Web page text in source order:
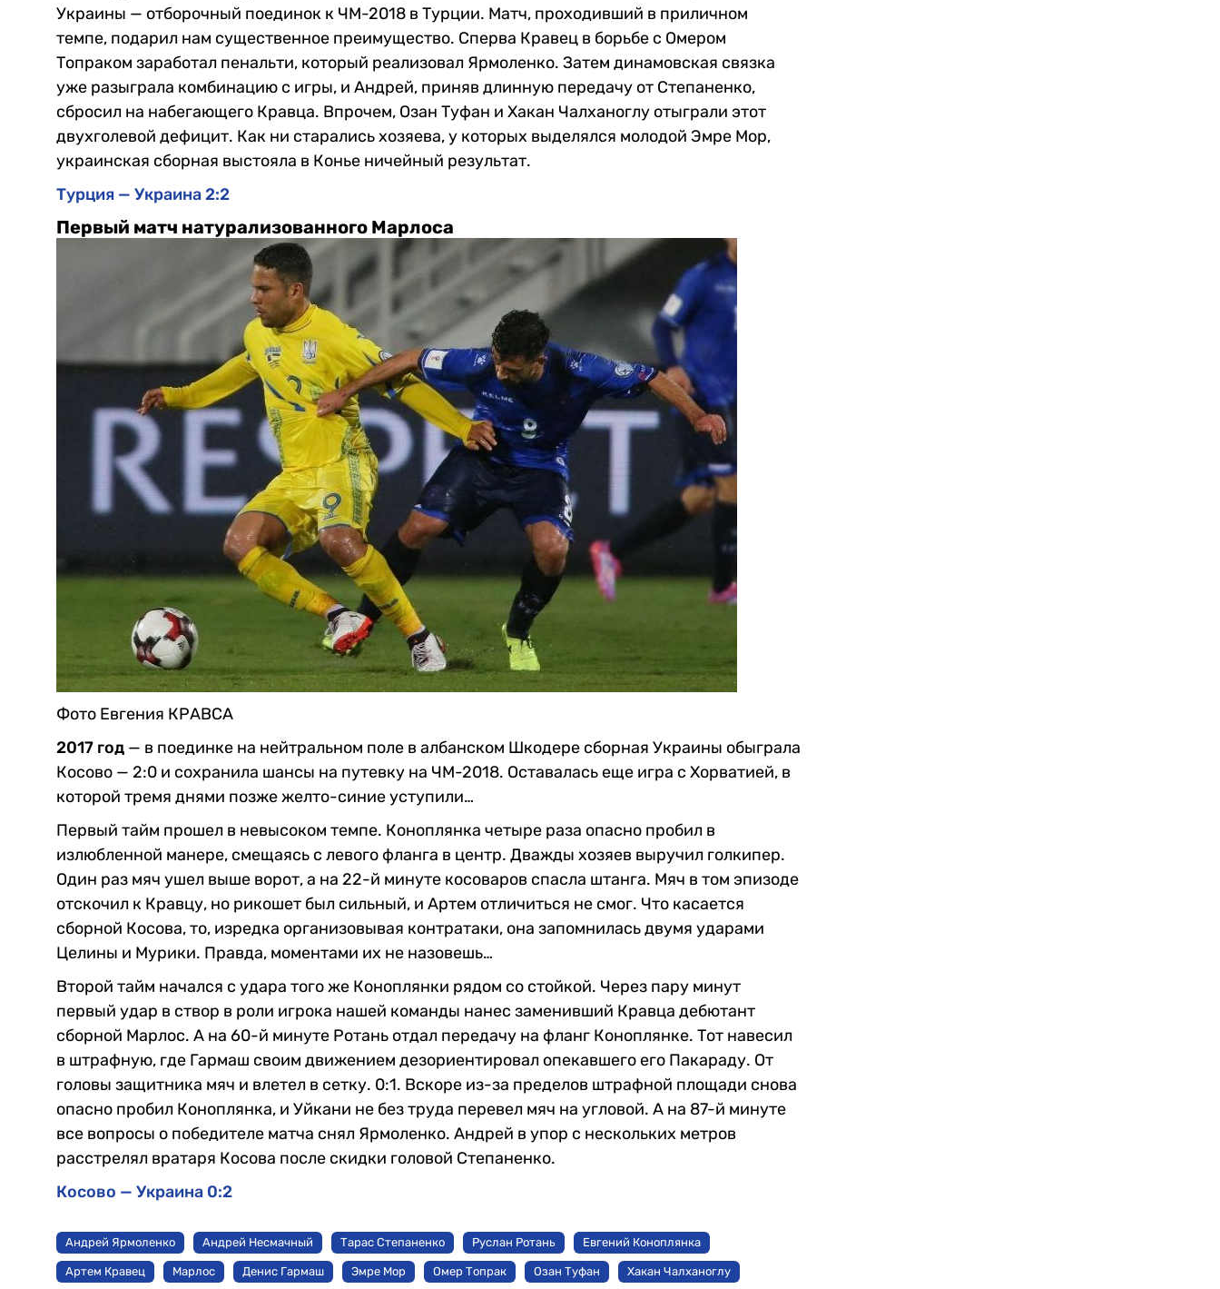
Украины — отборочный поединок к ЧМ-2018 в Турции. Матч, проходивший в приличном
темпе, подарил нам существенное преимущество. Сперва Кравец в борьбе с Омером
Топраком заработал пенальти, который реализовал Ярмоленко. Затем динамовская связка
уже разыграла комбинацию с игры, и Андрей, приняв длинную передачу от Степаненко,
сбросил на набегающего Кравца. Впрочем, Озан Туфан и Хакан Чалханоглу отыграли этот
двухголевой дефицит. Как ни старались хозяева, у которых выделялся молодой Эмре Мор,
украинская сборная выстояла в Конье ничейный результат.
Турция — Украина 2:2
Первый матч натурализованного Марлоса
Фото Евгения КРАВСА
2017 год — в поединке на нейтральном поле в албанском Шкодере сборная Украины обыграла
Косово — 2:0 и сохранила шансы на путевку на ЧМ-2018. Оставалась еще игра с Хорватией, в
которой тремя днями позже желто-синие уступили…
Первый тайм прошел в невысоком темпе. Коноплянка четыре раза опасно пробил в
излюбленной манере, смещаясь с левого фланга в центр. Дважды хозяев выручил голкипер.
Один раз мяч ушел выше ворот, а на 22-й минуте косоваров спасла штанга. Мяч в том эпизоде
отскочил к Кравцу, но рикошет был сильный, и Артем отличиться не смог. Что касается
сборной Косова, то, изредка организовывая контратаки, она запомнилась двумя ударами
Целины и Мурики. Правда, моментами их не назовешь…
Второй тайм начался с удара того же Коноплянки рядом со стойкой. Через пару минут
первый удар в створ в роли игрока нашей команды нанес заменивший Кравца дебютант
сборной Марлос. А на 60-й минуте Ротань отдал передачу на фланг Коноплянке. Тот навесил
в штрафную, где Гармаш своим движением дезориентировал опекавшего его Пакараду. От
головы защитника мяч и влетел в сетку. 0:1. Вскоре из-за пределов штрафной площади снова
опасно пробил Коноплянка, и Уйкани не без труда перевел мяч на угловой. А на 87-й минуте
все вопросы о победителе матча снял Ярмоленко. Андрей в упор с нескольких метров
расстрелял вратаря Косова после скидки головой Степаненко.
Косово — Украина 0:2
Андрей Ярмоленко Андрей Несмачный Тарас Степаненко Руслан Ротань Евгений Коноплянка
Артем Кравец Марлос Денис Гармаш Эмре Мор Омер Топрак Озан Туфан Хакан Чалханоглу